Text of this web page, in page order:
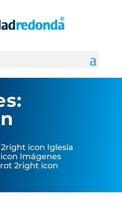
icon Iglesia
Imágenes
2right icon